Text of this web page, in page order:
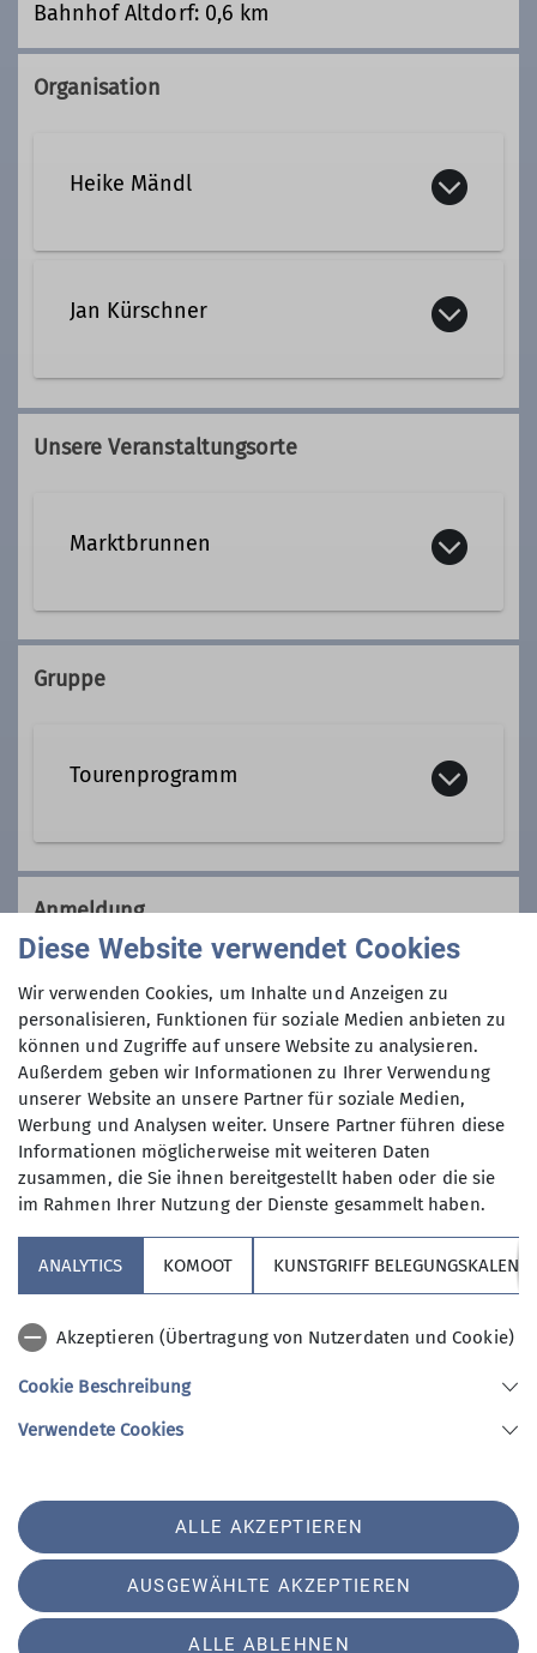
Bahnhof Altdorf: 0,6 km
Organisation
Heike Mändl
Ämter
Jan Kürschner
0152 54691429
bergrad@dav-altdorf.de
Unsere Veranstaltungsorte
Marktbrunnen
Unterer Markt 1
Gruppe
Tourenprogramm
Anmeldung
Jan Kürschner: +49 152 5469 1429
Maximale Teilnehmeranzahl
10
Sektion
Hermangasse 1
90518 Altdorf
Telefon +499187959363
Datenschutz-Einstellungen
Datenschutz
Barrierefreiheit
Diese Website verwendet Cookies
Wir verwenden Cookies, um Inhalte und Anzeigen zu
personalisieren, Funktionen für soziale Medien anbieten zu
können und Zugriffe auf unsere Website zu analysieren.
Außerdem geben wir Informationen zu Ihrer Verwendung
unserer Website an unsere Partner für soziale Medien,
Werbung und Analysen weiter. Unsere Partner führen diese
Informationen möglicherweise mit weiteren Daten
zusammen, die Sie ihnen bereitgestellt haben oder die sie
im Rahmen Ihrer Nutzung der Dienste gesammelt haben.
ANALYTICS KOMOOT KUNSTGRIFF
Akzeptieren (Übertragung von Nutzerdaten und Cookie)
Cookie Beschreibung
Verwendete Cookies
ALLE AKZEPTIEREN
AUSGEWÄHLTE AKZEPTIEREN
ALLE ABLEHNEN